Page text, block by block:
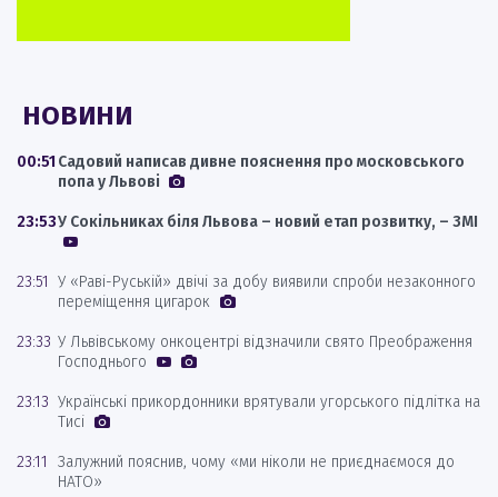
НОВИНИ
00:51 Садовий написав дивне пояснення про московського
попа у Львові
23:53У Сокільниках біля Львова – новий етап розвитку, – ЗМІ
23:51 У «Раві-Руській» двічі за добу виявили спроби незаконного
переміщення цигарок
23:33 У Львівському онкоцентрі відзначили свято Преображення
Господнього
23:13 Українські прикордонники врятували угорського підлітка на
Тисі
23:11
Залужний пояснив, чому «ми ніколи не приєднаємося до
НАТО»